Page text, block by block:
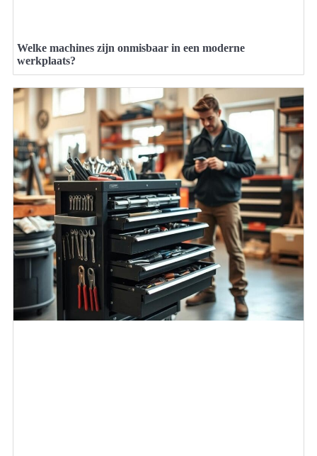
Welke machines zijn onmisbaar in een moderne
werkplaats?